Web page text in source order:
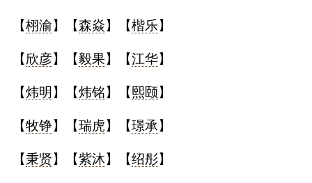
【栩渝】【森焱】【楷乐】
【欣彦】【毅果】【江华】
【炜明 】【炜铭】【熙颐】
【牧铮】【瑞虎】【璟承】
【秉贤】【紫沐】【绍彤】